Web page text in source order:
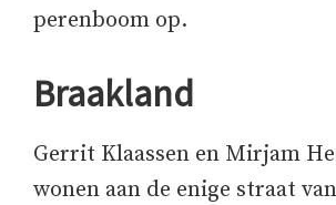
perenboom op.
Braakland
Gerrit Klaassen en Mirjam
wonen aan de enige straat